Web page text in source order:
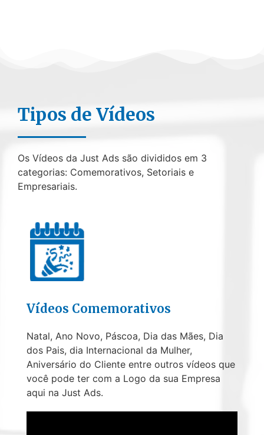
Tipos de Vídeos
Os Vídeos da Just Ads são divididos em 3
categorias: Comemorativos, Setoriais e
Empresariais.
Vídeos Comemorativos
Natal, Ano Novo, Páscoa, Dia das Mães, Dia
dos Pais, dia Internacional da Mulher,
Aniversário do Cliente entre outros vídeos que
você pode ter com a Logo da sua Empresa
aqui na Just Ads.